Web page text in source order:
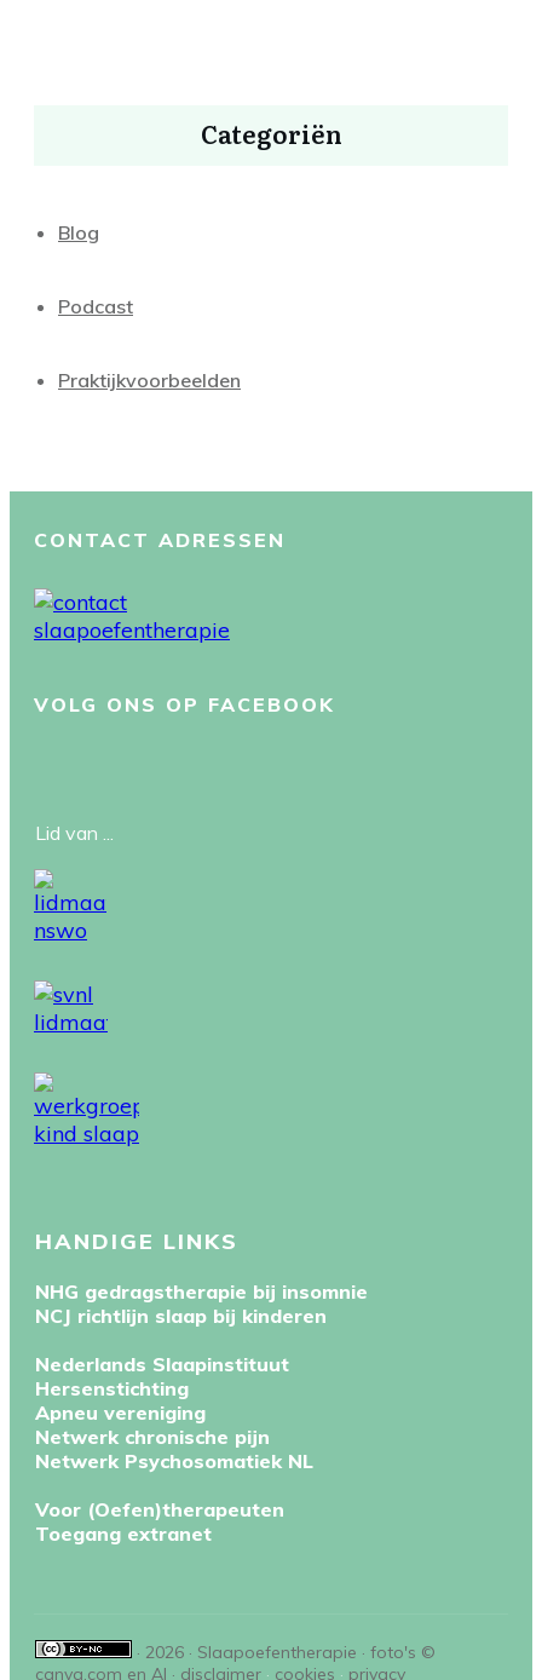
Categoriën
Blog
Podcast
Praktijkvoorbeelden
CONTACT ADRESSEN
VOLG ONS OP FACEBOOK
Lid van ...
HANDIGE LINKS
NHG gedragstherapie bij insomnie
NCJ richtlijn slaap bij kinderen
Nederlands Slaapinstituut
Hersenstichting
Apneu vereniging
Netwerk chronische pijn
Netwerk Psychosomatiek NL
Voor (Oefen)therapeuten
Toegang extranet
· 2026 · Slaapoefentherapie · foto's ©
canva.com en AI · disclaimer · cookies · privacy